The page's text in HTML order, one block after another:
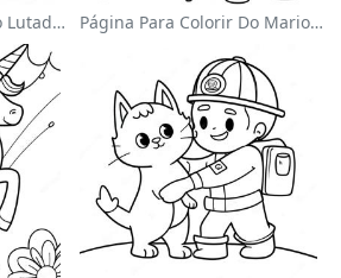
Página Para Colorir Do Lutador Da Wwe Pulando Sobre O Oponente Página Para Colorir Do Mario Pulando Sobre Goombas